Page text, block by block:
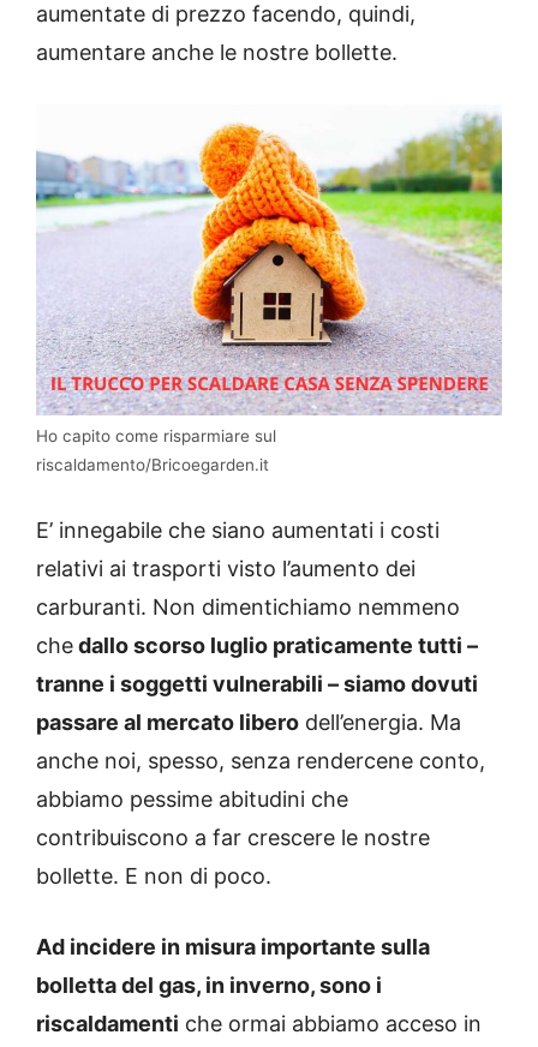
aumentate di prezzo facendo, quindi,
aumentare anche le nostre bollette.
Ho capito come risparmiare sul
riscaldamento/Bricoegarden.it
E’ innegabile che siano aumentati i costi
relativi ai trasporti visto l’aumento dei
carburanti. Non dimentichiamo nemmeno
chedallo scorso luglio praticamente tutti –
tranne i soggetti vulnerabili – siamo dovuti
passare al mercato libero dell’energia. Ma
anche noi, spesso, senza rendercene conto,
abbiamo pessime abitudini che
contribuiscono a far crescere le nostre
bollette. E non di poco.
Ad incidere in misura importante sulla
bolletta del gas, in inverno, sono i
riscaldamenti che ormai abbiamo acceso in